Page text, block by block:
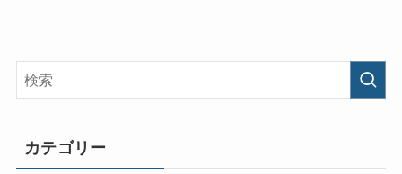
カテゴリー